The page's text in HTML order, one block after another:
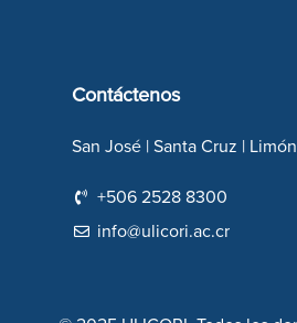
Contáctenos
San José | Santa Cruz |
+506 2528 8300
info@ulicori.ac.cr